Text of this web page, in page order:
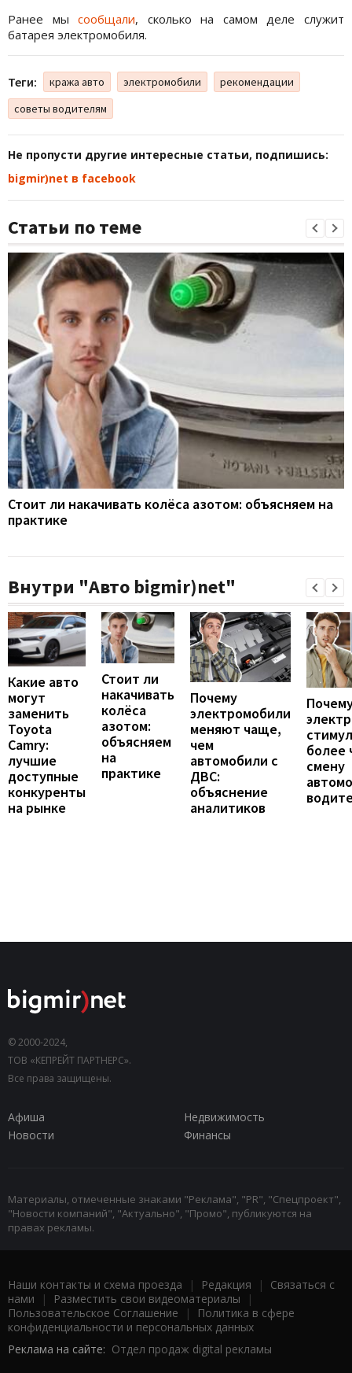
Ранее мысообщали, сколько на самом деле служит
батарея электромобиля.
Теги: кража авто электромобили
рекомендации
советы водителям
Не пропусти другие интересные статьи, подпишись:
bigmir)net в facebook
Статьи по теме
Стоит ли накачивать колёса азотом: объясняем на
практике
Внутри "Авто bigmir)net"
Какие авто
могут
заменить
Toyota
Camry:
лучшие
доступные
конкуренты
на рынке
Стоит ли
накачивать
колёса
азотом:
объясняем
на
практике
Почему
электромобили
меняют чаще,
чем
автомобили с
ДВС:
объяснение
аналитиков
более
смену
© 2000-2024,
ТОВ «КЕПРЕЙТ ПАРТНЕРС».
Все права защищены.
Афиша
Недвижимость
Новости
Финансы
Материалы, отмеченные знаками "Реклама", "PR", "Спецпроект",
"Новости компаний", "Актуально", "Промо", публикуются на
правах рекламы.
Наши контакты и схема проезда | Редакция | Связаться с
нами | Разместить свои видеоматериалы |
Пользовательское Соглашение |
Политика в сфере
конфиденциальности и персональных данных
Реклама на сайте: Отдел продаж digital рекламы